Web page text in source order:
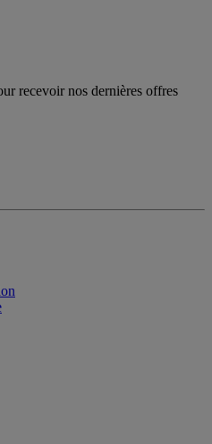
recevoir nos dernières offres